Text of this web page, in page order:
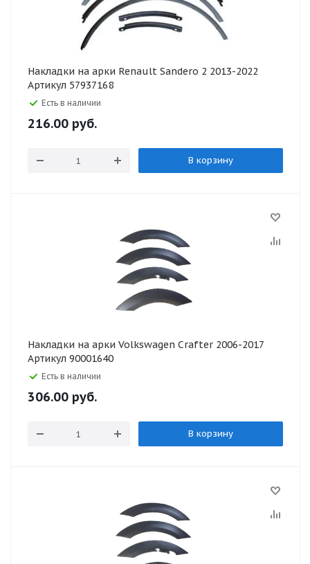
Накладки на арки Renault Sandero 2 2013-2022
Артикул 57937168
Есть в наличии
216.00 руб.
В корзину
Накладки на арки Volkswagen Crafter 2006-2017
Артикул 90001640
Есть в наличии
306.00 руб.
В корзину